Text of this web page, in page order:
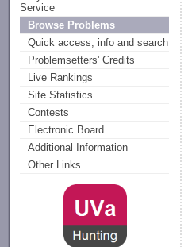
Service
Browse Problems
Quick access, info and search
Problemsetters' Credits
Live Rankings
Site Statistics
Contests
Electronic Board
Additional Information
Other Links